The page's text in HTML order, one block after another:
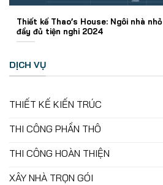
Thiết kế Thao’s House: Ngôi nhà
đầy đủ tiện nghi 2024
DỊCH VỤ
THIẾT KẾ KIẾN TRÚC
THI CÔNG PHẦN THÔ
THI CÔNG HOÀN THIỆN
XÂY NHÀ TRỌN GÓI